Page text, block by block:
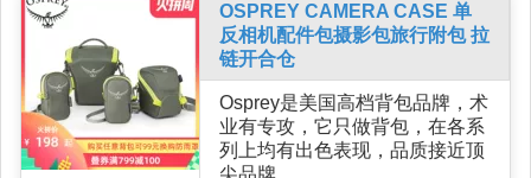
OSPREY CAMERA CASE 单
反相机配件包摄影包旅行附包 拉
链开合仓
Osprey是美国高档背包品牌，术
业有专攻，它只做背包，在各系
列上均有出色表现，品质接近顶